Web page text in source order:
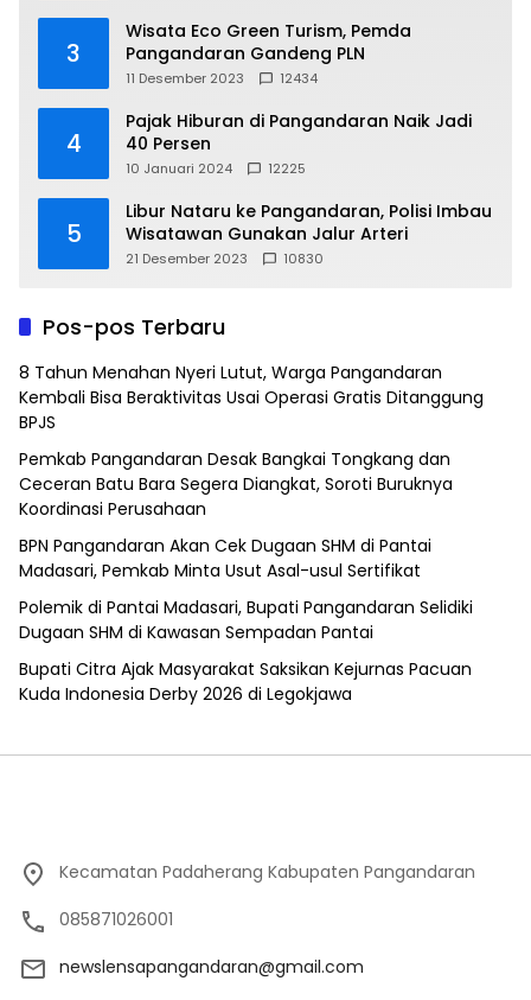
3
Wisata Eco Green Turism, Pemda
Pangandaran Gandeng PLN
11 Desember 2023 12434
4
Pajak Hiburan di Pangandaran Naik Jadi
40 Persen
10 Januari 2024 12225
5
Libur Nataru ke Pangandaran, Polisi Imbau
Wisatawan Gunakan Jalur Arteri
21 Desember 2023 10830
Pos-pos Terbaru
8 Tahun Menahan Nyeri Lutut, Warga Pangandaran
Kembali Bisa Beraktivitas Usai Operasi Gratis Ditanggung
BPJS
Pemkab Pangandaran Desak Bangkai Tongkang dan
Ceceran Batu Bara Segera Diangkat, Soroti Buruknya
Koordinasi Perusahaan
BPN Pangandaran Akan Cek Dugaan SHM di Pantai
Madasari, Pemkab Minta Usut Asal-usul Sertifikat
Polemik di Pantai Madasari, Bupati Pangandaran Selidiki
Dugaan SHM di Kawasan Sempadan Pantai
Bupati Citra Ajak Masyarakat Saksikan Kejurnas Pacuan
Kuda Indonesia Derby 2026 di Legokjawa
Kecamatan Padaherang Kabupaten Pangandaran
085871026001
newslensapangandaran@gmail.com